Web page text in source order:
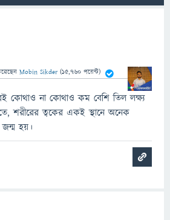
Mobin Sikder (15,760 পয়েন্ট)
কোথাও না কোথাও কম বেশি তিল লক্ষ্য
শরীরের ত্বকের একই স্থানে অনেক
হয়।